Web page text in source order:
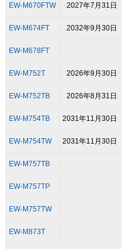
EW-M670FTW 2027年7月31日
EW-M674FT 2032年9月30日
EW-M678FT
EW-M752T 2026年9月30日
EW-M752TB 2026年8月31日
EW-M754TB 2031年11月30日
EW-M754TW 2031年11月30日
EW-M757TB
EW-M757TP
EW-M757TW
EW-M873T